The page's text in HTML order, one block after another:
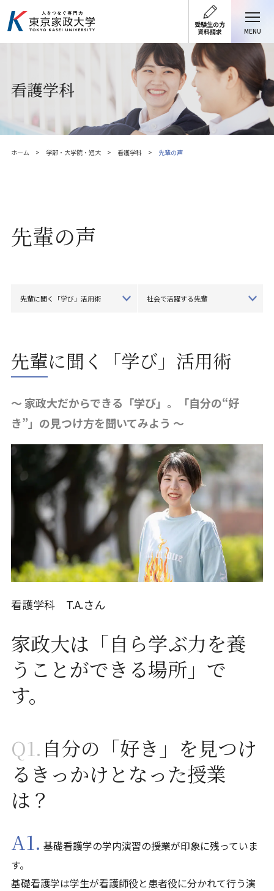
受験生の方
資料請求
MENU
看護学科
ホーム 学部・大学院・短大 看護学科 先輩の声
先輩の声
先輩に聞く「学び」活用術 社会で活躍する先輩
先輩に聞く「学び」活用術
～ 家政大だからできる「学び」。「自分の“好
き”」の見つけ方を聞いてみよう ～
看護学科 T.A.さん
家政大は「自ら学ぶ力を養
うことができる場所」で
す。
Q1. 自分の「好き」を見つけ
るきっかけとなった授業
は？
A1. 基礎看護学の学内演習の授業が印象に残っていま
す。
基礎看護学は学生が看護師役と患者役に分かれて行う演